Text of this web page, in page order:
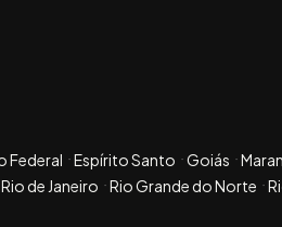
Federal Espírito Santo Goiás
Rio de Janeiro Rio Grande do Norte